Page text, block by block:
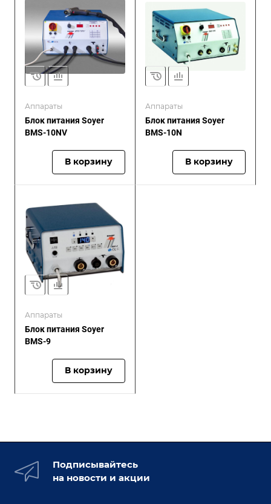
Аппараты
Блок питания Soyer
BMS-10NV
В корзину
Аппараты
Блок питания Soyer
BMS-10N
В корзину
Аппараты
Блок питания Soyer
BMS-9
В корзину
Подписывайтесь
на новости и акции